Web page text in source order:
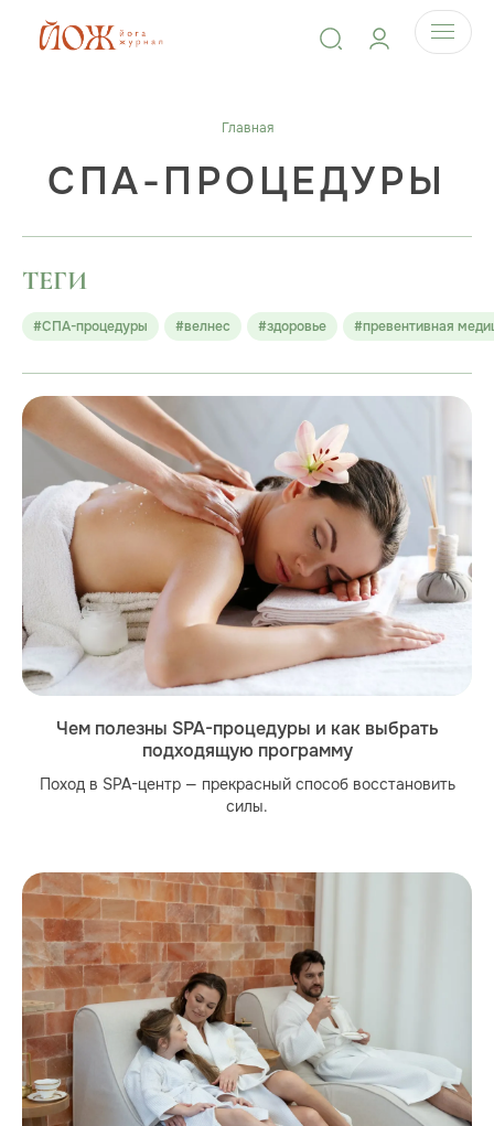
Главная
СПА-ПРОЦЕДУРЫ
ТЕГИ
#СПА-процедуры #велнес #здоровье #превентивная
Чем полезны SPA-процедуры и как выбрать
подходящую программу
Поход в SPA-центр — прекрасный способ восстановить
силы.